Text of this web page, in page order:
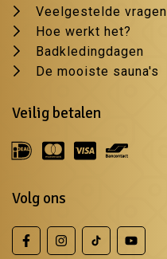
Veelgestelde vragen
Hoe werkt het?
Badkledingdagen
De mooiste sauna's
Veilig betalen
Volg ons